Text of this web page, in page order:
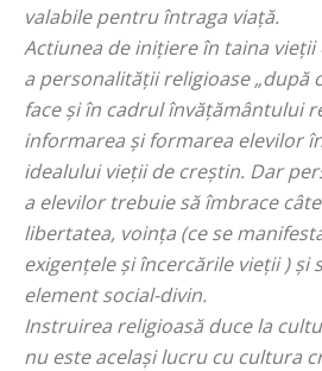
valabile pentru întraga viață.
Actiunea de inițiere în taina
a personalității religioase „după
face și în cadrul învățământului
informarea și formarea elevilor
idealului vieții de creștin. Dar
a elevilor trebuie să îmbrace
libertatea, voința (ce se
exigențele și încercările vieții ) și
element social-divin.
Instruirea religioasă duce la
nu este același lucru cu cultura